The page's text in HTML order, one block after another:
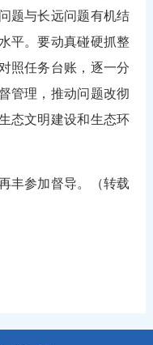
题与长远问题有机结
平。要动真碰硬抓整
照任务台账，逐一分
管理，推动问题改彻
态文明建设和生态环
参加督导。（转载